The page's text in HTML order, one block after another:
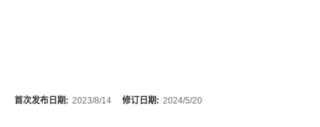
首次发布日期: 2023/8/14 修订日期: 2024/5/20